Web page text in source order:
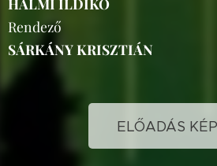
Rendező
SÁRKÁNY KRISZTIÁN
ELŐADÁS